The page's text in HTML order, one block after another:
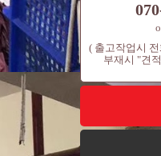
( 출고작업시
부재시 "견